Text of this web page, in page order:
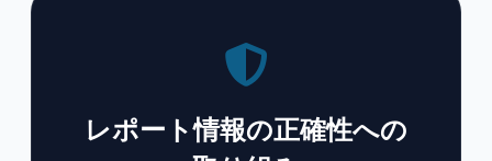
レポート情報の正確性への